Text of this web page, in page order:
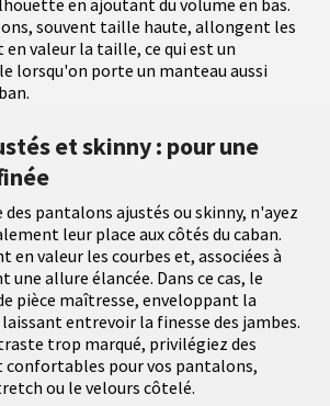
en ajoutant du volume en bas.
souvent taille haute, allongent les
valeur la taille, ce qui est un
lorsqu'on porte un manteau aussi
et skinny : pour une
des pantalons ajustés ou skinny, n'ayez
leur place aux côtés du caban.
en valeur les courbes et, associées à
une allure élancée. Dans ce cas, le
pièce maîtresse, enveloppant la
entrevoir la finesse des jambes.
trop marqué, privilégiez des
confortables pour vos pantalons,
ou le velours côtelé.